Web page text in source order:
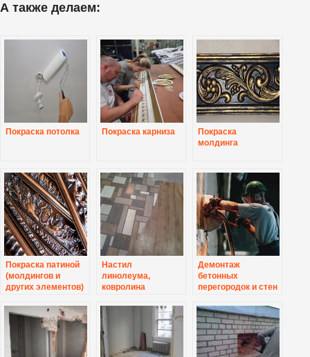
А также делаем:
Покраска потолка Покраска карниза
Покраска
молдинга
Покраска патиной
(молдингов и
других элементов)
Настил
линолеума,
ковролина
Демонтаж
бетонных
перегородок и стен
мм